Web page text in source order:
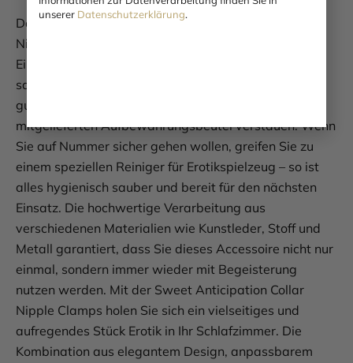
Damit Sie lange Freude an Ihrer Halsfessel mit
Nippelklemmen haben, ist die Reinigung kinderleicht.
Ein feuchtes Tuch reicht völlig aus, um das Material
sauber zu halten. Achten Sie darauf, dass alle Teile
gut trocknen, bevor Sie das Set wieder in dem
mitgelieferten Aufbewahrungsbeutel verstauen. Wenn
Sie auf Nummer sicher gehen wollen, greifen Sie zu
einem speziellen Reiniger für Erotikspielzeug – so ist
alles hygienisch sauber und bereit für den nächsten
Einsatz. Die hochwertige Verarbeitung aus
verschiedenen Materialien wie Kunstleder, Stoff und
Metall garantiert, dass Sie dieses Accessoire nicht nur
einmal, sondern immer wieder mit Begeisterung
nutzen werden. Mit der Sweet Anticipation Collar
Nipple Clamps holen Sie sich ein vielseitiges und
aufregendes Stück Erotik in Ihr Schlafzimmer. Die
Kombination aus elegantem Design, anpassbarem
unserer Datenschutzerklärung.